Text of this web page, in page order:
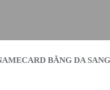
BẰNG DA